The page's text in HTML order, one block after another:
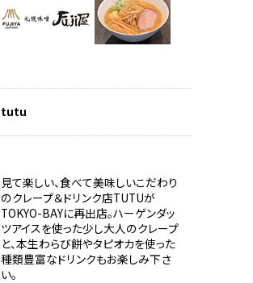
tutu
見て楽しい、食べて美味しいこだわり
のクレープ＆ドリンク店TUTUが
TOKYO-BAYに再出店。ハーゲンダッ
ツアイスを使った少し大人のクレープ
と、本生わらび餅やタピオカを使った
種類豊富なドリンクもお楽しみ下さ
い。